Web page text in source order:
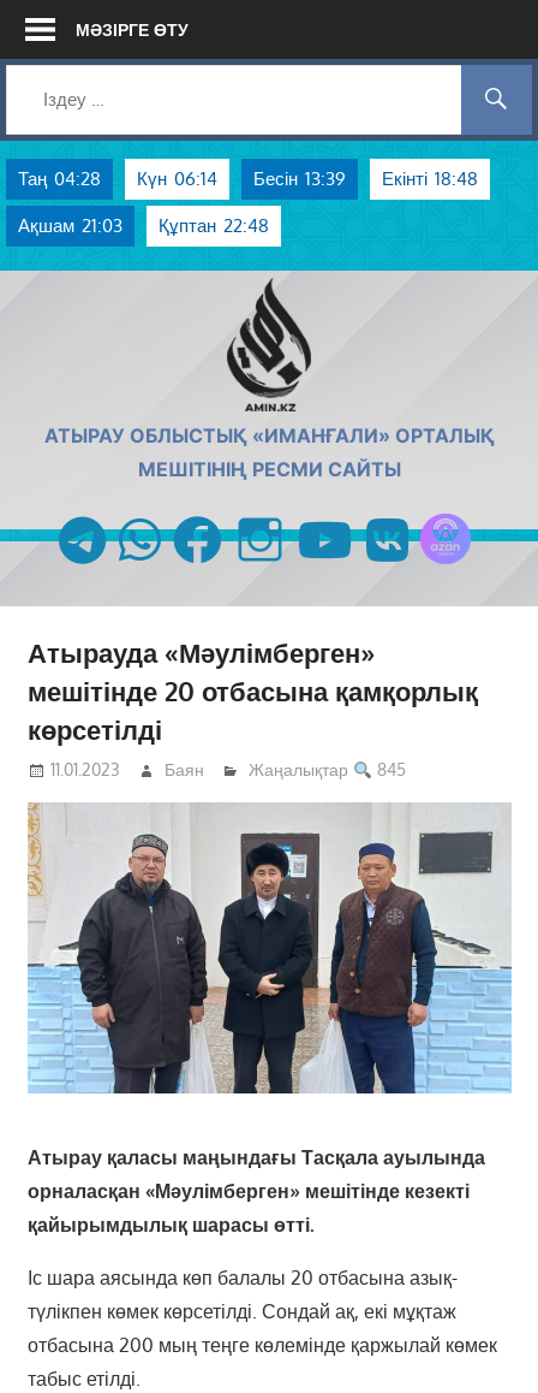
Skip
МӘЗІРГЕ ӨТУ
Таң 04:28 Күн 06:14 Бесін 13:39 Екінті 18:48
Ақшам 21:03 Құптан 22:48
АТЫРАУ ОБЛЫСТЫҚ «ИМАНҒАЛИ» ОРТАЛЫҚ
МЕШІТІНІҢ РЕСМИ САЙТЫ
telegramwhatsappfacebookinstagramyoutubevk
Атырауда «Мәулімберген»
мешітінде 20 отбасына қамқорлық
көрсетілді
11.01.2023 Баян Жаңалықтар 845
Атырау қаласы маңындағы Тасқала ауылында
орналасқан «Мәулімберген» мешітінде кезекті
қайырымдылық шарасы өтті.
Іс шара аясында көп балалы 20 отбасына азық-
түлікпен көмек көрсетілді. Сондай ақ, екі мұқтаж
отбасына 200 мың теңге көлемінде қаржылай көмек
табыс етілді.